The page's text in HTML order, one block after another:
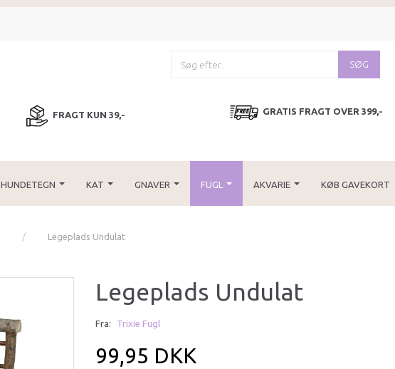
SØG
FRAGT KUN 39,- GRATIS FRAGT OVER 399,-
HUNDETEGN KAT GNAVER FUGL AKVARIE KØB GAVEKORT
Legeplads Undulat
Legeplads Undulat
Fra: Trixie Fugl
99,95 DKK